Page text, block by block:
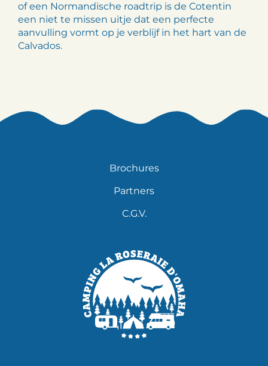
of een Normandische roadtrip is de Cotentin
een niet te missen uitje dat een perfecte
aanvulling vormt op je verblijf in het hart van de
Calvados.
Brochures
Partners
C.G.V.